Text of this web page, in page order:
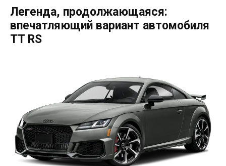
Легенда, продолжающаяся:
впечатляющий вариант автомобиля
TT RS